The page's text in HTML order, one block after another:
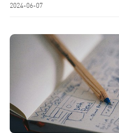
2024-06-07